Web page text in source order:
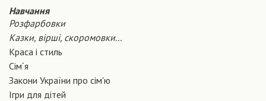
Навчання
Розфарбовки
Казки, вірші, скоромовки...
Краса і стиль
Сiм´я
Закони України про сiм'ю
Ігри для дітей